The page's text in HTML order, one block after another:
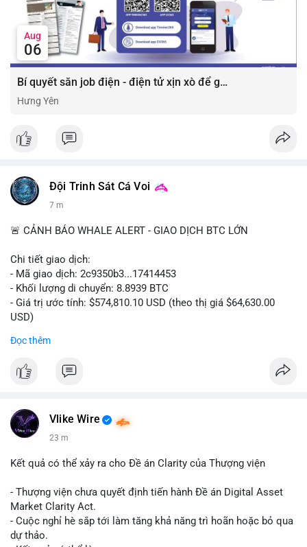
Aug
06
Bí quyết săn job điện - điện tử xịn xò để gia tăng thu nhập ⚡
Hưng Yên
Đội Trinh Sát Cá Voi
7 m
🚨 CẢNH BÁO WHALE ALERT - GIAO DỊCH BTC LỚN
Chi tiết giao dịch:
- Mã giao dịch: 2c9350b3...17414453
- Khối lượng di chuyển: 8.8939 BTC
- Giá trị ước tính: $574,810.10 USD (theo thị giá $64,630.00
USD)
triệu USD được di chuyển trong một giao dịch duy nhất cho
động này nghiêng về khả năng chuyển đến ví lạnh để tích trữ
dài hạn hơn là bán tháo, bởi nếu muốn thanh khoản ngay, cá
một phần nhỏ khối lượng này vẫn có thể được dùng để đặt
Lời khuyên: Nhà đầu tư nhỏ lẻ nên theo dõi thêm các giao dịch
tiếp theo từ cùng một địa chỉ nguồn để xác định rõ xu hướng.
Không nên hành động vội vàng dựa trên một giao dịch đơn lẻ,
Đọc thêm
Vlike Wire
23 m
Kết quả có thể xảy ra cho Đề án Clarity của Thượng viện
- Thượng viện chưa quyết định tiến hành Đề án Digital Asset
Market Clarity Act.
- Cuộc nghỉ hè sắp tới làm tăng khả năng trì hoãn hoặc bỏ qua
dự thảo.